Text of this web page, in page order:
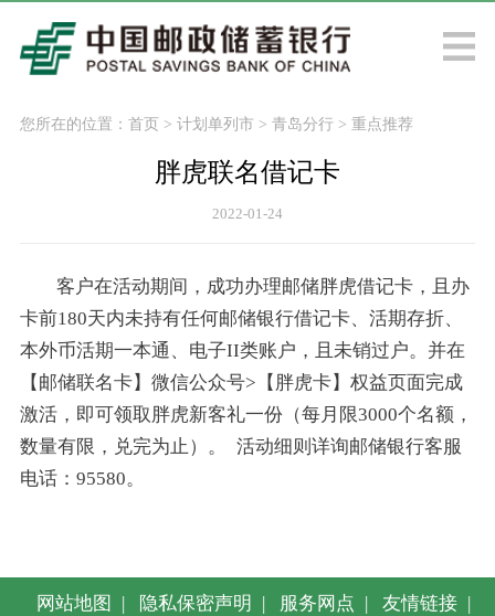
您所在的位置： 首页> 计划单列市 > 青岛分行> 重点推荐
胖虎联名借记卡
2022-01-24
客户在活动期间，成功办理邮储胖虎借记卡，且办
卡前180天内未持有任何邮储银行借记卡、活期存折、
本外币活期一本通、电子II类账户，且未销过户。并在
【邮储联名卡】微信公众号>【胖虎卡】权益页面完成
激活，即可领取胖虎新客礼一份（每月限3000个名额，
数量有限，兑完为止）。 活动细则详询邮储银行客服
电话：95580。
网站地图 隐私保密声明 服务网点 友情链接